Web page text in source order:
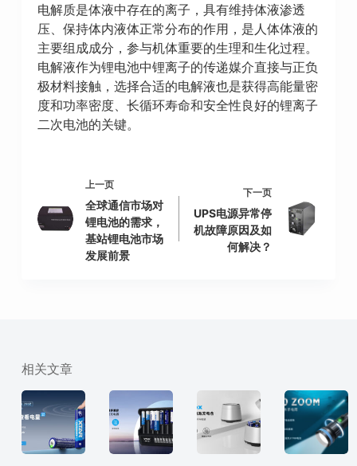
电解质是体液中存在的离子，具有维持体液渗透
压、保持体内液体正常分布的作用，是人体体液的
主要组成成分，参与机体重要的生理和生化过程。
电解液作为锂电池中锂离子的传递媒介直接与正负
极材料接触，选择合适的电解液也是获得高能量密
度和功率密度、长循环寿命和安全性良好的锂离子
二次电池的关键。
上一页
全球通信市场对
锂电池的需求，
基站锂电池市场
发展前景
下一页
UPS电源异常停
机故障原因及如
何解决？
相关文章